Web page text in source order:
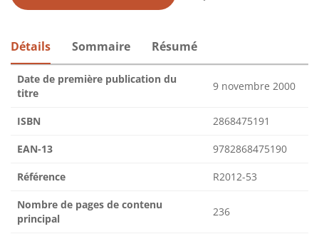
Détails Sommaire Résumé
Date de première publication du
titre
9 novembre 2000
ISBN 2868475191
EAN-13 9782868475190
Référence R2012-53
Nombre de pages de contenu
principal
236